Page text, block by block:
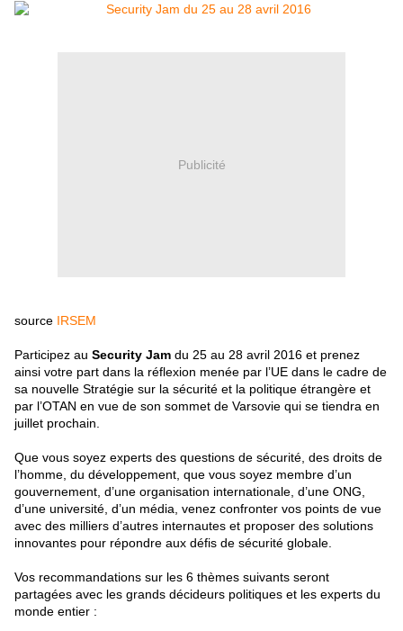
Publicité
source IRSEM
Participez au Security Jam du 25 au 28 avril 2016 et prenez
ainsi votre part dans la réflexion menée par l’UE dans le cadre de
sa nouvelle Stratégie sur la sécurité et la politique étrangère et
par l’OTAN en vue de son sommet de Varsovie qui se tiendra en
juillet prochain.
Que vous soyez experts des questions de sécurité, des droits de
l’homme, du développement, que vous soyez membre d’un
gouvernement, d’une organisation internationale, d’une ONG,
d’une université, d’un média, venez confronter vos points de vue
avec des milliers d’autres internautes et proposer des solutions
innovantes pour répondre aux défis de sécurité globale.
Vos recommandations sur les 6 thèmes suivants seront
partagées avec les grands décideurs politiques et les experts du
monde entier :